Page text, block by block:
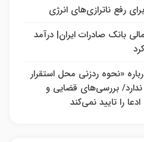
رفع ناترازی‌های انرژی
بانک صادرات ایران| درآمد
«نحوه ردزنی محل استقرار
بررسی‌های قضایی و
را تایید نمی‌کند